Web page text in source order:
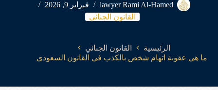
lawyer Rami Al-Hamed
فبراير 9, 2026
القانون الجنائي
الرئيسية
القانون الجنائي
ما هي عقوبة اتهام شخص بالكذب في القانون السعودي